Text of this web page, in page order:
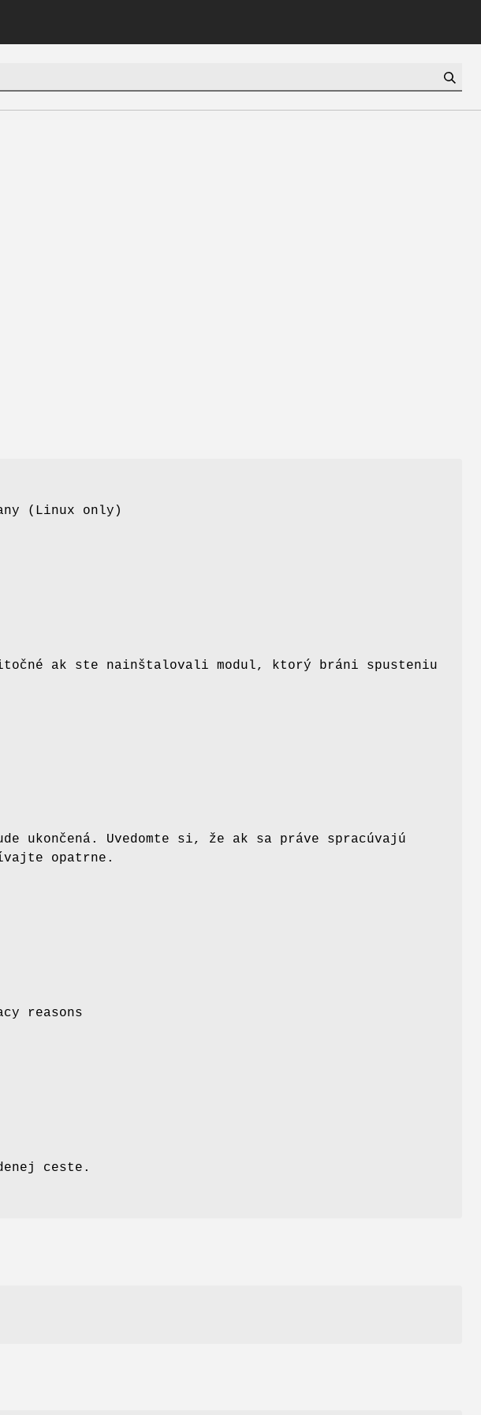
(Linux only)
ak ste nainštalovali modul, ktorý bráni spusteniu
ukončená. Uvedomte si, že ak sa práve spracúvajú
opatrne.
reasons
ceste.